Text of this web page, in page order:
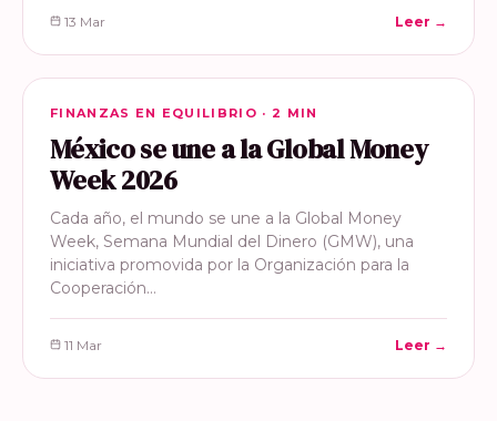
13 Mar Leer →
FINANZAS EN EQUILIBRIO
FINANZAS EN EQUILIBRIO · 2 MIN
México se une a la Global Money
Week 2026
Cada año, el mundo se une a la Global Money
Week, Semana Mundial del Dinero (GMW), una
iniciativa promovida por la Organización para la
Cooperación…
11 Mar Leer →